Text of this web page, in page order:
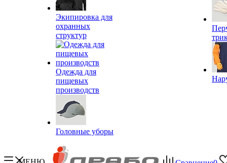
Экипировка для
охранных
структур
Одежда для
пищевых
производств
Головные уборы